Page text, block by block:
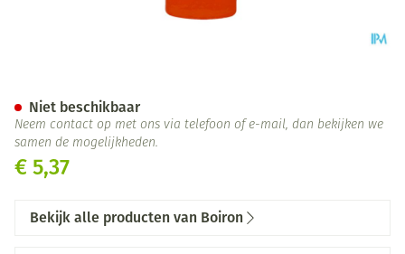
€ 5,37
Niet beschikbaar
Neem contact op met ons via telefoon of e-mail, dan bekijken we
samen de mogelijkheden.
Bekijk alle producten van Boiron